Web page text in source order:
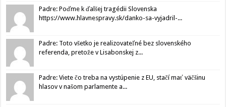
Padre: Poďme k ďalšej tragédii Slovenska
https://www.hlavnespravy.sk/danko-sa-vyjadril-...
Padre: Toto všetko je realizovateľné bez slovenského
referenda, pretože v Lisabonskej z...
Padre: Viete čo treba na vystúpenie z EU, stačí mať väčšinu
hlasov v našom parlamente a...